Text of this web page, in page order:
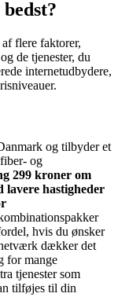
flere faktorer,
de tjenester, du
internetudbydere,
og tilbyder et
og
299 kroner om
lavere hastigheder
hvis du ønsker
dækker det
for mange
tjenester som
tilføjes til din